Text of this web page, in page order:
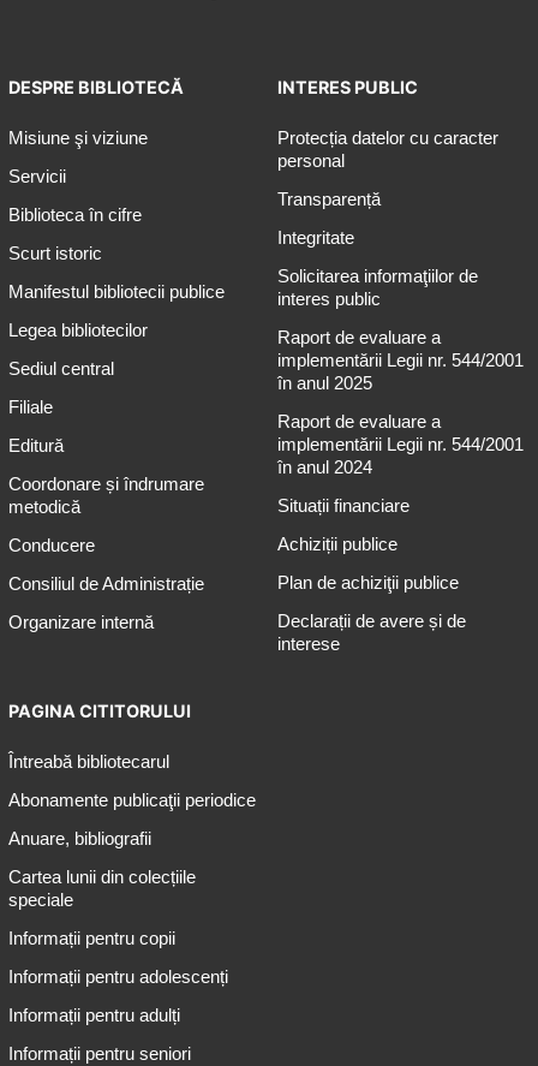
DESPRE BIBLIOTECĂ
Misiune şi viziune
Servicii
Biblioteca în cifre
Scurt istoric
Manifestul bibliotecii publice
Legea bibliotecilor
Sediul central
Filiale
Editură
Coordonare și îndrumare
metodică
Conducere
Consiliul de Administrație
Organizare internă
INTERES PUBLIC
Protecția datelor cu caracter
personal
Transparență
Integritate
Solicitarea informaţiilor de
interes public
Raport de evaluare a
implementării Legii nr. 544/2001
în anul 2025
Raport de evaluare a
implementării Legii nr. 544/2001
în anul 2024
Situații financiare
Achiziții publice
Plan de achiziţii publice
Declarații de avere și de
interese
PAGINA CITITORULUI
Întreabă bibliotecarul
Abonamente publicaţii periodice
Anuare, bibliografii
Cartea lunii din colecțiile
speciale
Informații pentru copii
Informații pentru adolescenți
Informații pentru adulți
Informații pentru seniori